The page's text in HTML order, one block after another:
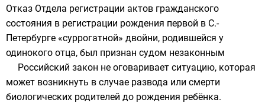
Отказ Отдела регистрации актов гражданского
состояния в регистрации рождения первой в С.-
Петербурге «суррогатной» двойни, родившейся у
одинокого отца, был признан судом незаконным
Российский закон не оговаривает ситуацию, которая
может возникнуть в случае развода или смерти
биологических родителей до рождения ребёнка.